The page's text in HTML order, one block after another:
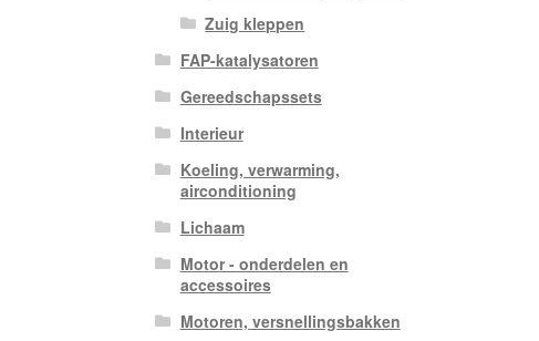
Zuig kleppen
FAP-katalysatoren
Gereedschapssets
Interieur
Koeling, verwarming,
airconditioning
Lichaam
Motor - onderdelen en
accessoires
Motoren, versnellingsbakken